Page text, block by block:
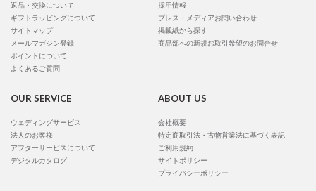
返品・交換について
ギフトラッピングについて
サイトマップ
メールマガジン登録
ポイントについて
よくあるご質問
採用情報
プレス・メディアお問い合わせ
掲載紙から探す
商品部への新規お取引希望のお問合せ
OUR SERVICE
ウェディングサービス
法人のお客様
アフターサービスについて
デジタルカタログ
ABOUT US
会社概要
特定商取引法・古物営業法に基づく表記
ご利用規約
サイトポリシー
プライバシーポリシー